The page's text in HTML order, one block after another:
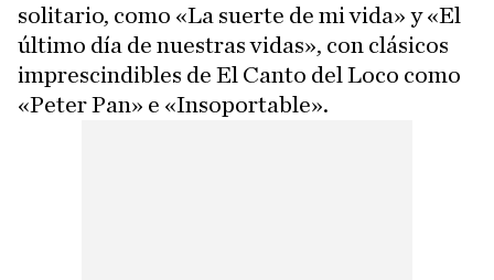
solitario, como «La suerte de mi vida» y «El
último día de nuestras vidas», con clásicos
imprescindibles de El Canto del Loco como
«Peter Pan» e «Insoportable».